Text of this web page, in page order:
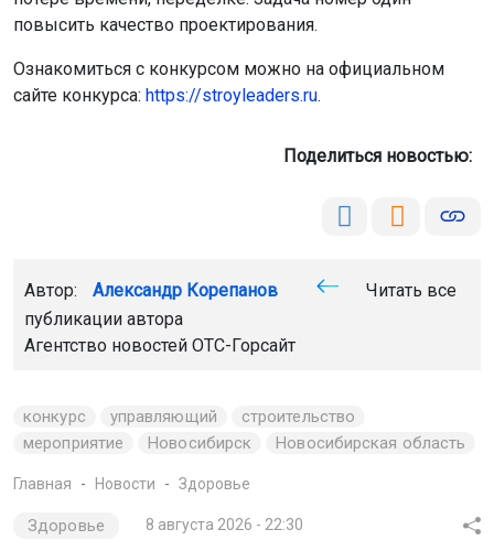
повысить качество проектирования.
Ознакомиться с конкурсом можно на официальном
сайте конкурса: https://stroyleaders.ru.
Поделиться новостью:
Автор: Александр Корепанов
Читать все
публикации автора
Агентство новостей ОТС-Горсайт
конкурс управляющий
строительство
мероприятие
Новосибирск Новосибирская область
Главная Новости Здоровье
Здоровье 8 августа 2026 - 22:30